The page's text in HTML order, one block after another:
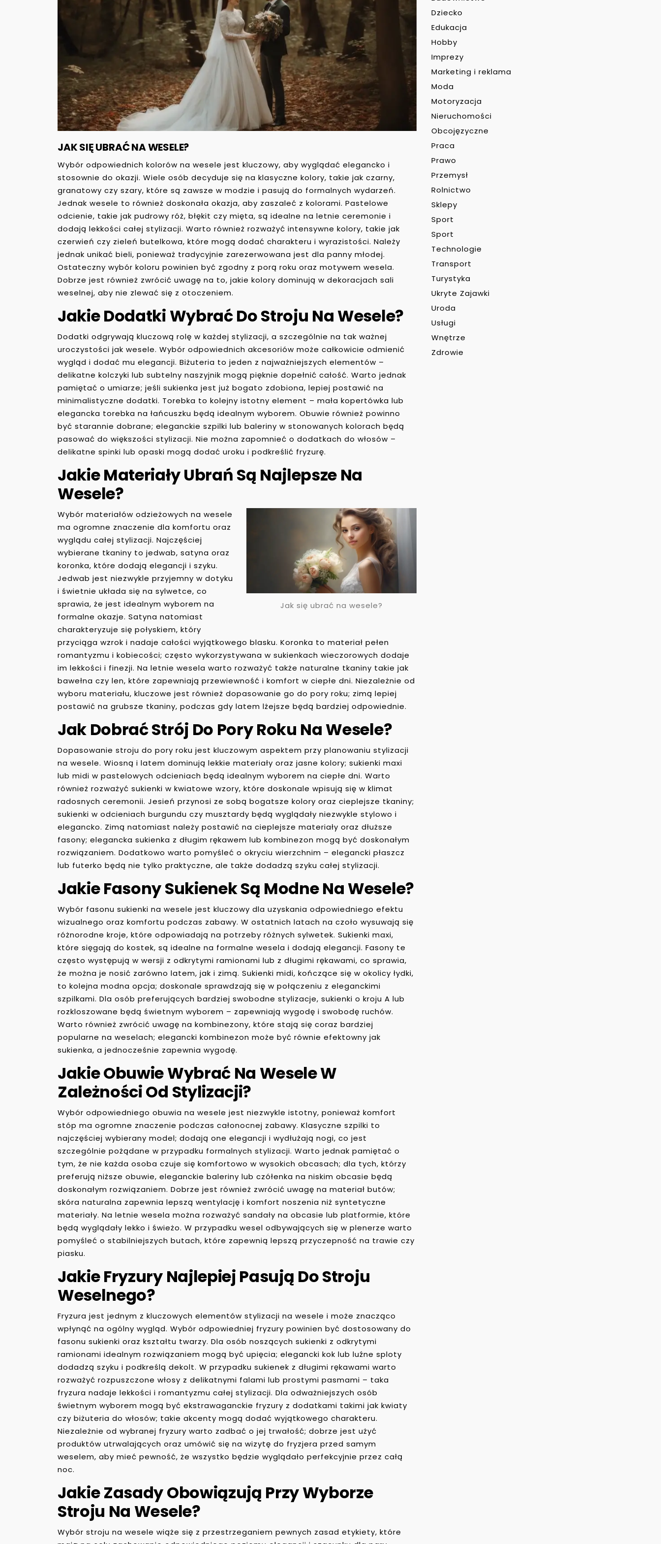
JAK SIĘ UBRAĆ NA WESELE?
Wybór odpowiednich kolorów na wesele jest kluczowy, aby wyglądać elegancko i
stosownie do okazji. Wiele osób decyduje się na klasyczne kolory, takie jak czarny,
granatowy czy szary, które są zawsze w modzie i pasują do formalnych wydarzeń.
Jednak wesele to również doskonała okazja, aby zaszaleć z kolorami. Pastelowe
odcienie, takie jak pudrowy róż, błękit czy mięta, są idealne na letnie ceremonie i
dodają lekkości całej stylizacji. Warto również rozważyć intensywne kolory, takie jak
czerwień czy zieleń butelkowa, które mogą dodać charakteru i wyrazistości. Należy
jednak unikać bieli, ponieważ tradycyjnie zarezerwowana jest dla panny młodej.
Ostateczny wybór koloru powinien być zgodny z porą roku oraz motywem wesela.
Dobrze jest również zwrócić uwagę na to, jakie kolory dominują w dekoracjach sali
weselnej, aby nie zlewać się z otoczeniem.
Jakie Dodatki Wybrać Do Stroju Na Wesele?
Dodatki odgrywają kluczową rolę w każdej stylizacji, a szczególnie na tak ważnej
uroczystości jak wesele. Wybór odpowiednich akcesoriów może całkowicie odmienić
wygląd i dodać mu elegancji. Biżuteria to jeden z najważniejszych elementów –
delikatne kolczyki lub subtelny naszyjnik mogą pięknie dopełnić całość. Warto jednak
pamiętać o umiarze; jeśli sukienka jest już bogato zdobiona, lepiej postawić na
minimalistyczne dodatki. Torebka to kolejny istotny element – mała kopertówka lub
elegancka torebka na łańcuszku będą idealnym wyborem. Obuwie również powinno
być starannie dobrane; eleganckie szpilki lub baleriny w stonowanych kolorach będą
pasować do większości stylizacji. Nie można zapomnieć o dodatkach do włosów –
delikatne spinki lub opaski mogą dodać uroku i podkreślić fryzurę.
Jakie Materiały Ubrań Są Najlepsze Na
Wesele?
Jak się ubrać na wesele?
Wybór materiałów odzieżowych na wesele
ma ogromne znaczenie dla komfortu oraz
wyglądu całej stylizacji. Najczęściej
wybierane tkaniny to jedwab, satyna oraz
koronka, które dodają elegancji i szyku.
Jedwab jest niezwykle przyjemny w dotyku
i świetnie układa się na sylwetce, co
sprawia, że jest idealnym wyborem na
formalne okazje. Satyna natomiast
charakteryzuje się połyskiem, który
przyciąga wzrok i nadaje całości wyjątkowego blasku. Koronka to materiał pełen
romantyzmu i kobiecości; często wykorzystywana w sukienkach wieczorowych dodaje
im lekkości i finezji. Na letnie wesela warto rozważyć także naturalne tkaniny takie jak
bawełna czy len, które zapewniają przewiewność i komfort w ciepłe dni. Niezależnie od
wyboru materiału, kluczowe jest również dopasowanie go do pory roku; zimą lepiej
postawić na grubsze tkaniny, podczas gdy latem lżejsze będą bardziej odpowiednie.
Jak Dobrać Strój Do Pory Roku Na Wesele?
Dopasowanie stroju do pory roku jest kluczowym aspektem przy planowaniu stylizacji
na wesele. Wiosną i latem dominują lekkie materiały oraz jasne kolory; sukienki maxi
lub midi w pastelowych odcieniach będą idealnym wyborem na ciepłe dni. Warto
również rozważyć sukienki w kwiatowe wzory, które doskonale wpisują się w klimat
radosnych ceremonii. Jesień przynosi ze sobą bogatsze kolory oraz cieplejsze tkaniny;
sukienki w odcieniach burgundu czy musztardy będą wyglądały niezwykle stylowo i
elegancko. Zimą natomiast należy postawić na cieplejsze materiały oraz dłuższe
fasony; elegancka sukienka z długim rękawem lub kombinezon mogą być doskonałym
rozwiązaniem. Dodatkowo warto pomyśleć o okryciu wierzchnim – elegancki płaszcz
lub futerko będą nie tylko praktyczne, ale także dodadzą szyku całej stylizacji.
Jakie Fasony Sukienek Są Modne Na Wesele?
Wybór fasonu sukienki na wesele jest kluczowy dla uzyskania odpowiedniego efektu
wizualnego oraz komfortu podczas zabawy. W ostatnich latach na czoło wysuwają się
różnorodne kroje, które odpowiadają na potrzeby różnych sylwetek. Sukienki maxi,
które sięgają do kostek, są idealne na formalne wesela i dodają elegancji. Fasony te
często występują w wersji z odkrytymi ramionami lub z długimi rękawami, co sprawia,
że można je nosić zarówno latem, jak i zimą. Sukienki midi, kończące się w okolicy łydki,
to kolejna modna opcja; doskonale sprawdzają się w połączeniu z eleganckimi
szpilkami. Dla osób preferujących bardziej swobodne stylizacje, sukienki o kroju A lub
rozkloszowane będą świetnym wyborem – zapewniają wygodę i swobodę ruchów.
Warto również zwrócić uwagę na kombinezony, które stają się coraz bardziej
popularne na weselach; elegancki kombinezon może być równie efektowny jak
sukienka, a jednocześnie zapewnia wygodę.
Jakie Obuwie Wybrać Na Wesele W
Zależności Od Stylizacji?
Wybór odpowiedniego obuwia na wesele jest niezwykle istotny, ponieważ komfort
stóp ma ogromne znaczenie podczas całonocnej zabawy. Klasyczne szpilki to
najczęściej wybierany model; dodają one elegancji i wydłużają nogi, co jest
szczególnie pożądane w przypadku formalnych stylizacji. Warto jednak pamiętać o
tym, że nie każda osoba czuje się komfortowo w wysokich obcasach; dla tych, którzy
preferują niższe obuwie, eleganckie baleriny lub czółenka na niskim obcasie będą
doskonałym rozwiązaniem. Dobrze jest również zwrócić uwagę na materiał butów;
skóra naturalna zapewnia lepszą wentylację i komfort noszenia niż syntetyczne
materiały. Na letnie wesela można rozważyć sandały na obcasie lub platformie, które
będą wyglądały lekko i świeżo. W przypadku wesel odbywających się w plenerze warto
pomyśleć o stabilniejszych butach, które zapewnią lepszą przyczepność na trawie czy
piasku.
Jakie Fryzury Najlepiej Pasują Do Stroju
Weselnego?
Fryzura jest jednym z kluczowych elementów stylizacji na wesele i może znacząco
wpłynąć na ogólny wygląd. Wybór odpowiedniej fryzury powinien być dostosowany do
fasonu sukienki oraz kształtu twarzy. Dla osób noszących sukienki z odkrytymi
ramionami idealnym rozwiązaniem mogą być upięcia; elegancki kok lub luźne sploty
dodadzą szyku i podkreślą dekolt. W przypadku sukienek z długimi rękawami warto
rozważyć rozpuszczone włosy z delikatnymi falami lub prostymi pasmami – taka
fryzura nadaje lekkości i romantyzmu całej stylizacji. Dla odważniejszych osób
świetnym wyborem mogą być ekstrawaganckie fryzury z dodatkami takimi jak kwiaty
czy biżuteria do włosów; takie akcenty mogą dodać wyjątkowego charakteru.
Niezależnie od wybranej fryzury warto zadbać o jej trwałość; dobrze jest użyć
produktów utrwalających oraz umówić się na wizytę do fryzjera przed samym
weselem, aby mieć pewność, że wszystko będzie wyglądało perfekcyjnie przez całą
noc.
Jakie Zasady Obowiązują Przy Wyborze
Stroju Na Wesele?
Wybór stroju na wesele wiąże się z przestrzeganiem pewnych zasad etykiety, które
Dziecko
Edukacja
Hobby
Imprezy
Marketing i reklama
Moda
Motoryzacja
Nieruchomości
Obcojęzyczne
Praca
Prawo
Przemysł
Rolnictwo
Sklepy
Sport
Sport
Technologie
Transport
Turystyka
Ukryte Zajawki
Uroda
Usługi
Wnętrze
Zdrowie